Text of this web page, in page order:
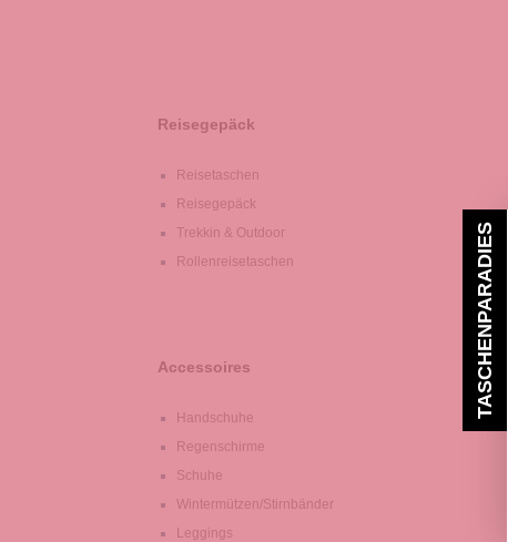
Reisegepäck
Reisetaschen
Reisegepäck
Trekkin & Outdoor
Rollenreisetaschen
Accessoires
Handschuhe
Regenschirme
Schuhe
Wintermützen/Stirnbänder
Leggings
TASCHENPARADIES